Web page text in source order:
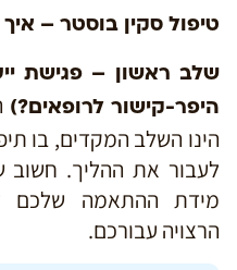
טיפול סקין בוסטר –
שלב ראשון – פגישת
היפר-קישור לרופאים?)
הינו השלב המקדים, בו
לעבור את ההליך.
מידת ההתאמה שלכם
הרצויה עבורכם.